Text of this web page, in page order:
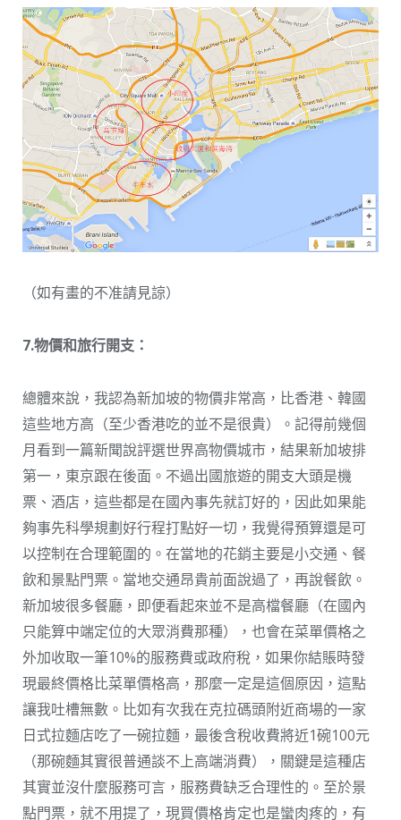
（如有畫的不准請見諒）
7.物價和旅行開支：
總體來說，我認為新加坡的物價非常高，比香港、韓國
這些地方高（至少香港吃的並不是很貴）。記得前幾個
月看到一篇新聞說評選世界高物價城市，結果新加坡排
第一，東京跟在後面。不過出國旅遊的開支大頭是機
票、酒店，這些都是在國內事先就訂好的，因此如果能
夠事先科學規劃好行程打點好一切，我覺得預算還是可
以控制在合理範圍的。在當地的花銷主要是小交通、餐
飲和景點門票。當地交通昂貴前面說過了，再說餐飲。
新加坡很多餐廳，即便看起來並不是高檔餐廳（在國內
只能算中端定位的大眾消費那種），也會在菜單價格之
外加收取一筆10%的服務費或政府稅，如果你結賬時發
現最終價格比菜單價格高，那麼一定是這個原因，這點
讓我吐槽無數。比如有次我在克拉碼頭附近商場的一家
日式拉麵店吃了一碗拉麵，最後含稅收費將近1碗100元
（那碗麵其實很普通談不上高端消費），關鍵是這種店
其實並沒什麼服務可言，服務費缺乏合理性的。至於景
點門票，就不用提了，現買價格肯定也是蠻肉疼的，有